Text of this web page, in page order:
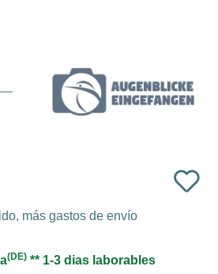
más gastos de envío
(DE) ** 1-3 dias laborables